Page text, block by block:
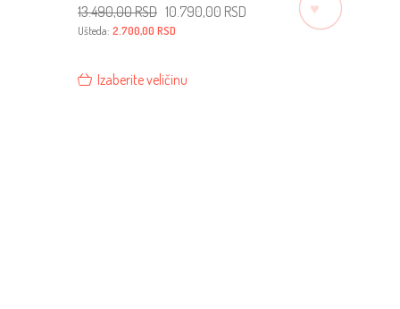
13.490,00RSD Originalna
cena
je
bila:
13.490,00 RSD.
10.790,00 RSD
10.790,00 RSD.
Ušteda: 2.700,00 RSD
Izaberite veličinu